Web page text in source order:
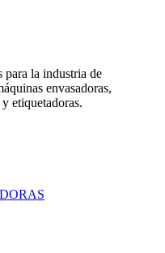
para la industria de
envasadoras,
etiquetadoras.